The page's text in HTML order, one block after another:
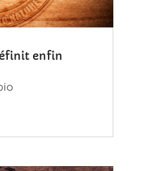
enfin